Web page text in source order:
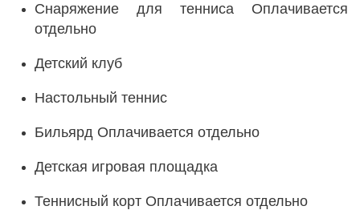
Снаряжение для тенниса Оплачивается
отдельно
Детский клуб
Настольный теннис
Бильярд Оплачивается отдельно
Детская игровая площадка
Теннисный корт Оплачивается отдельно